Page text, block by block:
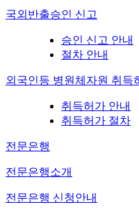
국외반출승인 신고
승인 신고 안내
절차 안내
외국인등 병원체자원 취득
취득허가 안내
취득허가 절차
전문은행
전문은행소개
전문은행 신청안내